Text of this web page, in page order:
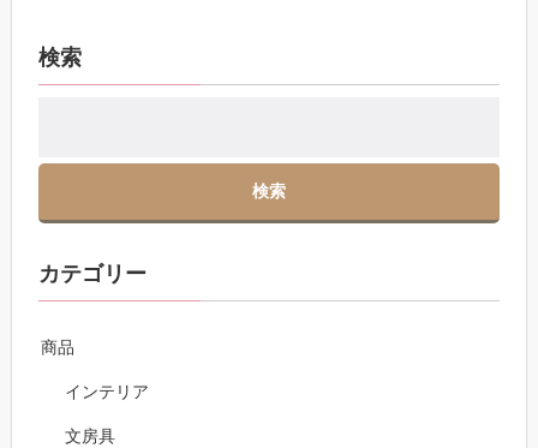
検索
カテゴリー
商品
インテリア
文房具